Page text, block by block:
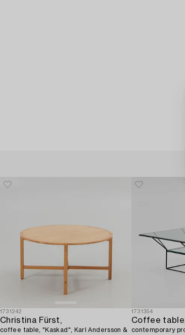
1731242
Christina Fürst,
coffee table, "Kaskad", Karl Andersson &
1731354
Coffee
contemporary